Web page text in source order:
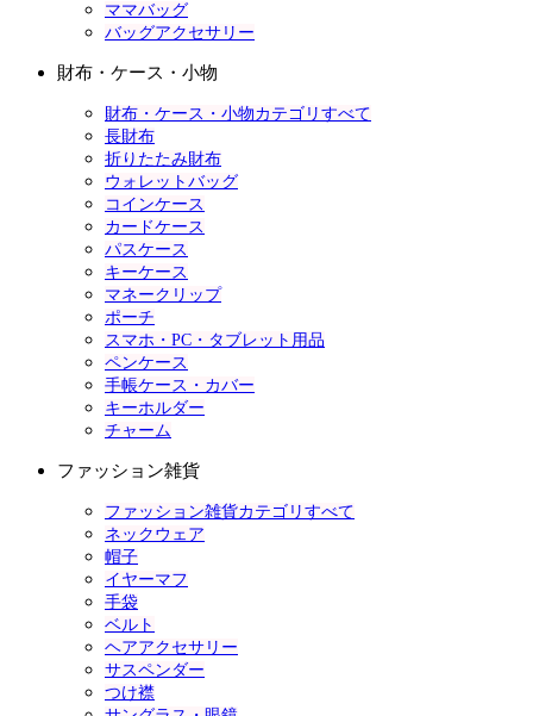
ママバッグ
バッグアクセサリー
財布・ケース・小物
財布・ケース・小物カテゴリすべて
長財布
折りたたみ財布
ウォレットバッグ
コインケース
カードケース
パスケース
キーケース
マネークリップ
ポーチ
スマホ・PC・タブレット用品
ペンケース
手帳ケース・カバー
キーホルダー
チャーム
ファッション雑貨
ファッション雑貨カテゴリすべて
ネックウェア
帽子
イヤーマフ
手袋
ベルト
ヘアアクセサリー
サスペンダー
つけ襟